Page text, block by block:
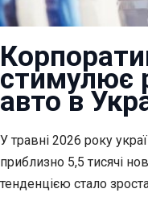
стимулює
авто в
У травні 2026 року
приблизно 5,5 тисячі
тенденцією стало